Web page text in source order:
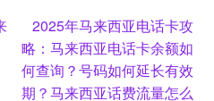
Next
post:
2025年马来西亚电话卡攻
略：马来西亚电话卡余额如
何查询？号码如何延长有效
期？马来西亚话费流量怎么